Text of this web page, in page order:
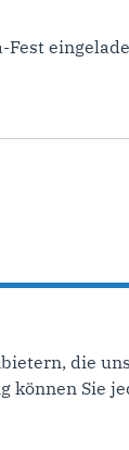
die
können Sie